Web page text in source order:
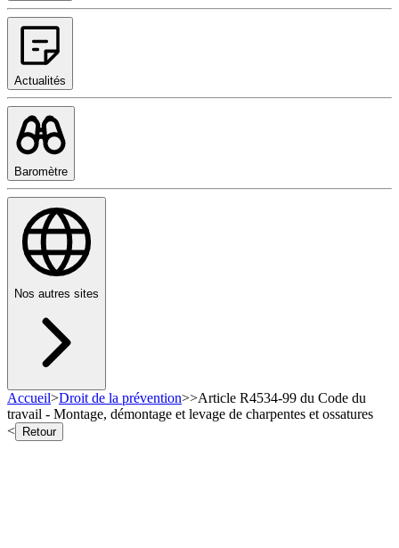
Actualités
Baromètre
Nos autres sites
Accueil>Droit de la prévention>>Article R4534-99 du Code du
travail - Montage, démontage et levage de charpentes et ossatures
<
Retour